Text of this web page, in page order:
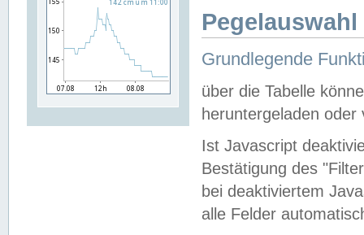
Grundlegende
über die Tabelle
heruntergeladen oder
Ist Javascript
Bestätigung des
bei deaktiviertem
alle Felder